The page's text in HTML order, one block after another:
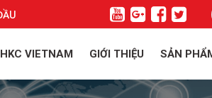
HKC VIETNAM GIỚI THIỆU SẢN